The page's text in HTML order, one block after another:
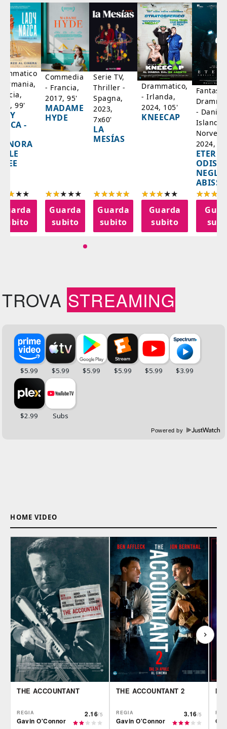
99'
-
subito
Commedia
- Francia,
2017, 95'
MADAME
HYDE
Guarda
subito
Serie TV,
Thriller -
Spagna,
2023,
7x60'
LA
MESÍAS
Guarda
subito
Drammatico,
- Irlanda,
2024, 105'
KNEECAP
Guarda
subito
-
Islanda,
2024,
NEGLI
ABISSI
TROVA STREAMING
Powered by
HOME VIDEO
THE ACCOUNTANT
REGIA
Gavin O'Connor
2.16/5
THE ACCOUNTANT 2
REGIA
Gavin O'Connor
3.16/5